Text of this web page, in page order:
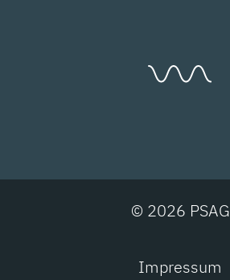
© 2026 PSAG
Impressum